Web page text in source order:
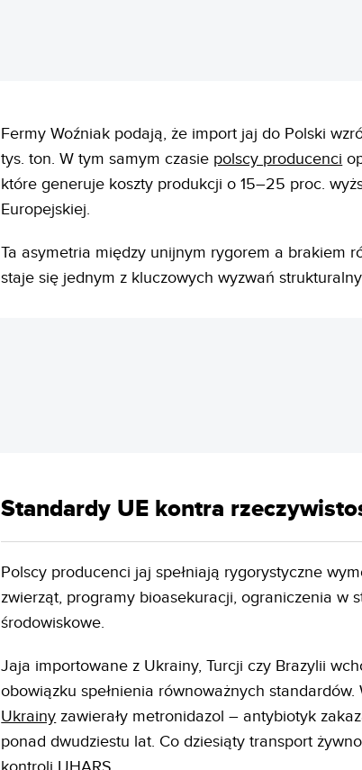
Fermy Woźniak podają, że import jaj do Polski
tys. ton. W tym samym czasie polscy producenci
które generuje koszty produkcji o 15–25 proc.
Europejskiej.
Ta asymetria między unijnym rygorem a brakiem
staje się jednym z kluczowych wyzwań
Standardy UE kontra
Polscy producenci jaj spełniają rygorystyczne
zwierząt, programy bioasekuracji, ograniczenia w
środowiskowe.
Jaja importowane z Ukrainy, Turcji czy Brazylii
obowiązku spełnienia równoważnych
Ukrainy zawierały metronidazol – antybiotyk
ponad dwudziestu lat. Co dziesiąty transport